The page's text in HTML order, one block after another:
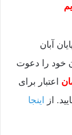
آبان
خود را دعوت
اعتبار برای
از اینجا